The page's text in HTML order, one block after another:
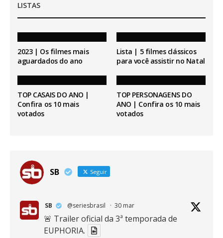
LISTAS
2023 | Os filmes mais
aguardados do ano
Lista | 5 filmes clássicos
para você assistir no Natal
TOP CASAIS DO ANO |
Confira os 10 mais
votados
TOP PERSONAGENS DO
ANO | Confira os 10 mais
votados
SB Seguir
SB @seriesbrasil · 30 mar
🚨 Trailer oficial da 3ª temporada de
EUPHORIA.